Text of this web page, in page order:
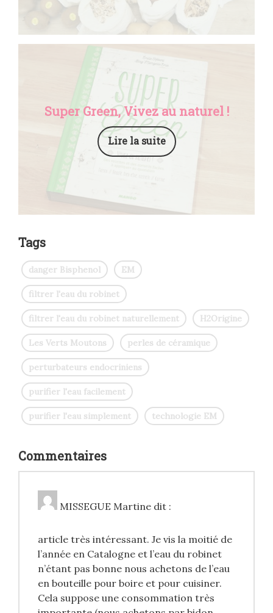
Super Green, Vivez au naturel !
Lire la suite
Tags
danger Bisphenol EM
filtrer l'eau du robinet
filtrer l'eau du robinet naturellement H2Origine
Les Verts Moutons perles de céramique
perturbateurs endocriniens
purifier l'eau facilement
purifier l'eau simplement technologie EM
Commentaires
MISSEGUE Martine dit :
article très intéressant. Je vis la moitié de
l’année en Catalogne et l’eau du robinet
n’étant pas bonne nous achetons de l’eau
en bouteille pour boire et pour cuisiner.
Cela suppose une consommation très